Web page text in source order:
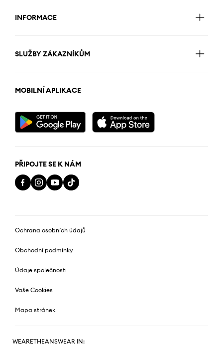
INFORMACE
SLUŽBY ZÁKAZNÍKŮM
MOBILNÍ APLIKACE
PŘIPOJTE SE K NÁM
Ochrana osobních údajů
Obchodní podmínky
Údaje společnosti
Vaše Cookies
Mapa stránek
WEARETHEANSWEAR IN: